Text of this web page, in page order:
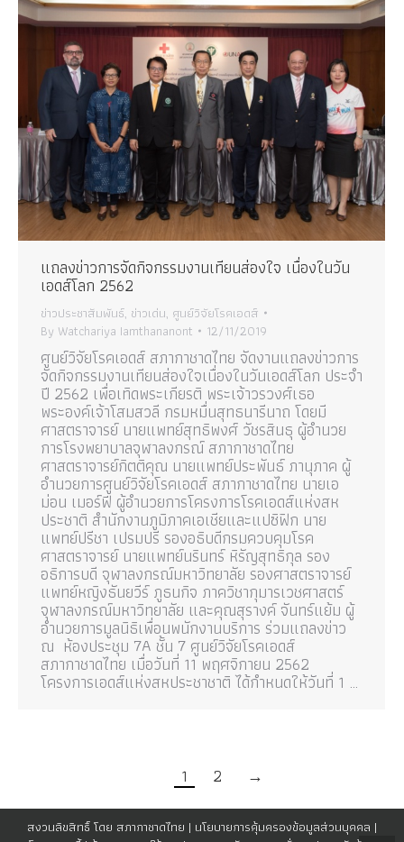
แถลงข่าวการจัดกิจกรรมงานเทียนส่องใจ เนื่องในวัน
เอดส์โลก 2562
ข่าวประชาสัมพันธ์, ข่าวเด่น, ศูนย์วิจัยโรคเอดส์
By Watchariya Iamthananont 12/11/2019
ศูนย์วิจัยโรคเอดส์ สภากาชาดไทย จัดงานแถลงข่าวการ
จัดกิจกรรมงานเทียนส่องใจเนื่องในวันเอดส์โลก ประจำ
ปี 2562 เพื่อเทิดพระเกียรติ พระเจ้าวรวงศ์เธอ
พระองค์เจ้าโสมสวลี กรมหมื่นสุทธนารีนาถ โดยมี
ศาสตราจารย์ นายแพทย์สุทธิพงศ์ วัชรสินธุ ผู้อำนวย
การโรงพยาบาลจุฬาลงกรณ์ สภากาชาดไทย
ศาสตราจารย์กิตติคุณ นายแพทย์ประพันธ์ ภานุภาค ผู้
อำนวยการศูนย์วิจัยโรคเอดส์ สภากาชาดไทย นายเอ
ม่อน เมอร์ฟี ผู้อำนวยการโครงการโรคเอดส์แห่งสห
ประชาติ สำนักงานภูมิภาคเอเชียและแปซิฟิก นาย
แพทย์ปรีชา เปรมปรี รองอธิบดีกรมควบคุมโรค
ศาสตราจารย์ นายแพทย์นรินทร์ หิรัญสุทธิกุล รอง
อธิการบดี จุฬาลงกรณ์มหาวิทยาลัย รองศาสตราจารย์
แพทย์หญิงธันยวีร์ ภูธนกิจ ภาควิชากุมารเวชศาสตร์
จุฬาลงกรณ์มหาวิทยาลัย และคุณสุรางค์ จันทร์แย้ม ผู้
อำนวยการมูลนิธิเพื่อนพนักงานบริการ ร่วมแถลงข่าว
ณ ห้องประชุม 7A ชั้น 7 ศูนย์วิจัยโรคเอดส์
สภากาชาดไทย เมื่อวันที่ 11 พฤศจิกายน 2562
โครงการเอดส์แห่งสหประชาชาติ ได้กำหนดให้วันที่ 1 …
1 2 →
สงวนลิขสิทธิ์ โดย สภากาชาดไทย | นโยบายการคุ้มครองข้อมูลส่วนบุคคล |